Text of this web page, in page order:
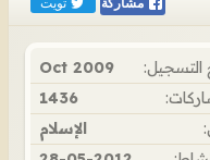
مشاركة
التسجيل:
Oct 2009
1436
الإسلام